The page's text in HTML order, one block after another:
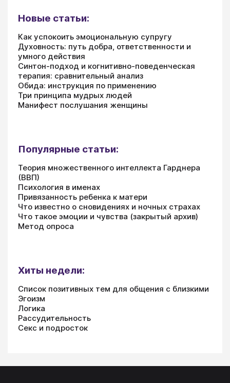
Новые статьи:
Как успокоить эмоциональную супругу
Духовность: путь добра, ответственности и
умного действия
Синтон-подход и когнитивно-поведенческая
терапия: сравнительный анализ
Обида: инструкция по применению
Три принципа мудрых людей
Манифест послушания женщины
Популярные статьи:
Теория множественного интеллекта Гарднера
(ВВП)
Психология в именах
Привязанность ребенка к матери
Что известно о сновидениях и ночных страхах
Что такое эмоции и чувства (закрытый архив)
Метод опроса
Хиты недели:
Список позитивных тем для общения с близкими
Эгоизм
Логика
Рассудительность
Секс и подросток